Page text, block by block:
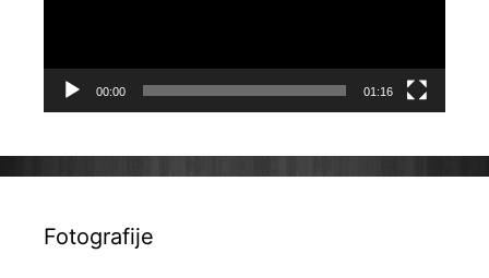
00:00 01:16
Fotografije